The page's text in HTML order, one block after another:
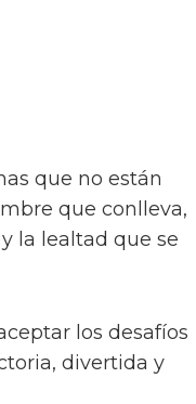
que no están
que conlleva,
la lealtad que se
los desafíos
divertida y